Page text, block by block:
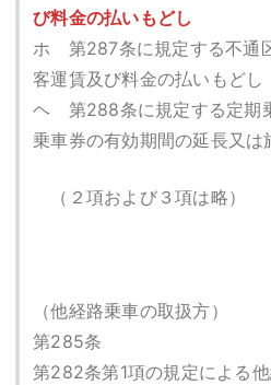
び料金の払いもどし
ホ 第287条に規定する不通
客運賃及び料金の払いもどし
ヘ 第288条に規定する定期
乗車券の有効期間の延長又は
（２項および３項は略）
（他経路乗車の取扱方）
第285条
第282条第1項の規定による他